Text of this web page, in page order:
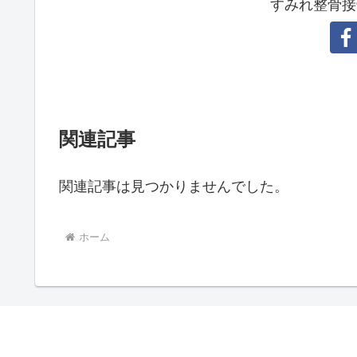
すみれ整骨
関連記事
関連記事は見つかりませんでした。
ホーム